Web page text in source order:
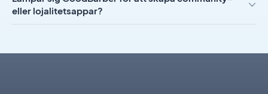
eller lojalitetsappar?